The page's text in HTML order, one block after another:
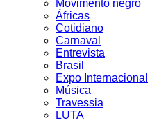
Movimento negro
Áfricas
Cotidiano
Carnaval
Entrevista
Brasil
Expo Internacional
Música
Travessia
LUTA